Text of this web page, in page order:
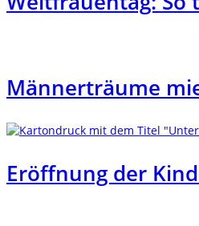
Männerträume
Eröffnung der